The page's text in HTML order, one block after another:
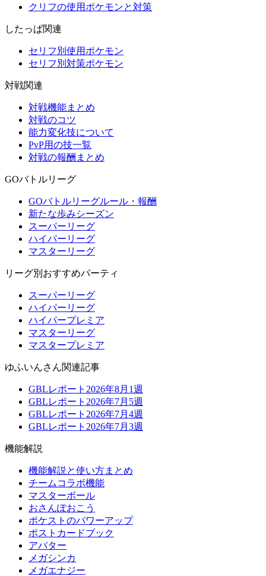
クリフの使用ポケモンと対策
したっぱ関連
セリフ別使用ポケモン
セリフ別対策ポケモン
対戦関連
対戦機能まとめ
対戦のコツ
能力変化技について
PvP用の技一覧
対戦の報酬まとめ
GOバトルリーグ
GOバトルリーグルール・報酬
新たな歩みシーズン
スーパーリーグ
ハイパーリーグ
マスターリーグ
リーグ別おすすめパーティ
スーパーリーグ
ハイパーリーグ
ハイパープレミア
マスターリーグ
マスタープレミア
ゆふいんさん関連記事
GBLレポート2026年8月1週
GBLレポート2026年7月5週
GBLレポート2026年7月4週
GBLレポート2026年7月3週
機能解説
機能解説と使い方まとめ
チームコラボ機能
マスターボール
おさんぽおこう
ポケストのパワーアップ
ポストカードブック
アバター
メガシンカ
メガエナジー